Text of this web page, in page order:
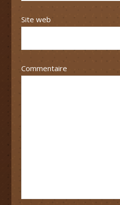
Site web
Commentaire